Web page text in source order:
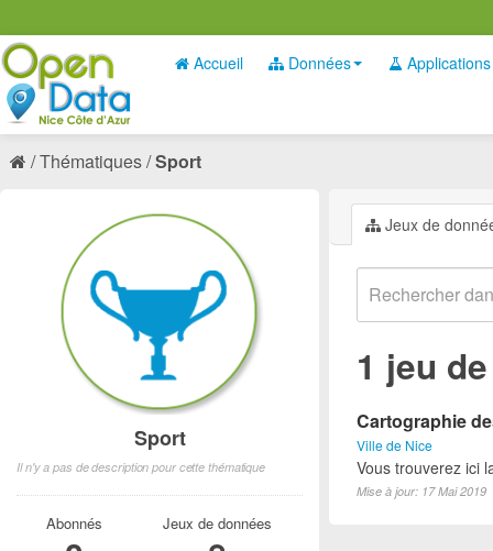
Accueil Données Applications
Thématiques Sport
Jeux de
1 jeu
Cartographie
Ville de Nice
Vous trouverez ici
Mise à jour: 17 Mai 2019
Sport
Il n'y a pas de description pour cette thématique
Abonnés Jeux de données